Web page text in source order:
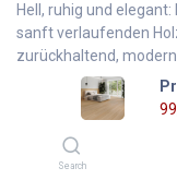
Search
Hell, ruhig und
sanft verlaufenden
zurückhaltend,
– perfekt für
Interieurs. Die
Fläche mit
99,42€